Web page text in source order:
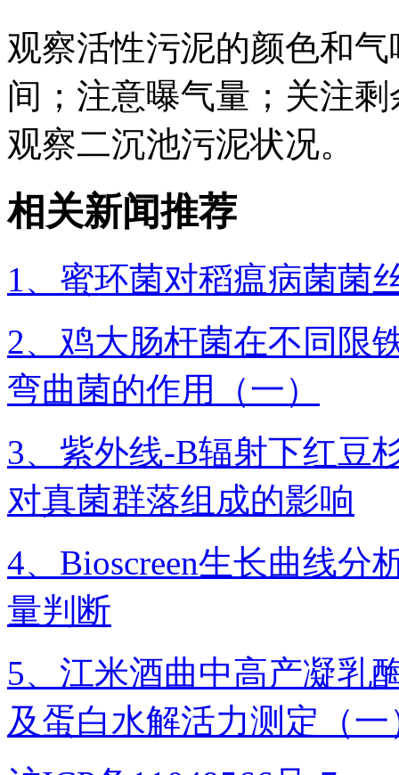
观察活性污泥的颜色和
间；注意曝气量；关注
观察二沉池污泥状况。
相关新闻推荐
1、蜜环菌对稻瘟病菌菌
2、鸡大肠杆菌在不同限
弯曲菌的作用（一）
3、紫外线-B辐射下红豆
对真菌群落组成的影响
4、Bioscreen生长曲线分
量判断
5、江米酒曲中高产凝乳
及蛋白水解活力测定（一